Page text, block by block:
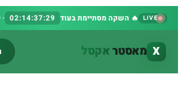
LIVE 🔥 השקה מסתיימת בעוד 02:14:37:29 · 149₪ במקום 2,498₪
X מאסטראקסל